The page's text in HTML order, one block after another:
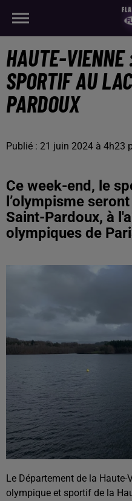
HAUTE-
SPORTIF AU
PARDOUX
Publié : 21 juin 2024 à 4h23
Ce week-end, le
l’olympisme
Saint-Pardoux, à
olympiques de
Le Département de la
olympique et sportif de la